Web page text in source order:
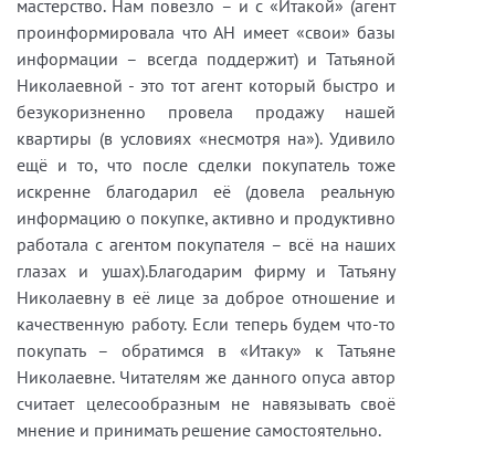
мастерство. Нам повезло – и с «Итакой» (агент
проинформировала что АН имеет «свои» базы
информации – всегда поддержит) и Татьяной
Николаевной - это тот агент который быстро и
безукоризненно провела продажу нашей
квартиры (в условиях «несмотря на»). Удивило
ещё и то, что после сделки покупатель тоже
искренне благодарил её (довела реальную
информацию о покупке, активно и продуктивно
работала с агентом покупателя – всё на наших
глазах и ушах).Благодарим фирму и Татьяну
Николаевну в её лице за доброе отношение и
качественную работу. Если теперь будем что-то
покупать – обратимся в «Итаку» к Татьяне
Николаевне. Читателям же данного опуса автор
считает целесообразным не навязывать своё
мнение и принимать решение самостоятельно.